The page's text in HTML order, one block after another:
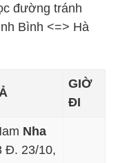
đường tránh
Bình <=> Hà
GIỜ
ĐI
Nha
Đ. 23/10,